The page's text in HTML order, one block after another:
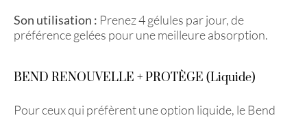
Son utilisation : Prenez 4 gélules par jour, de
préférence gelées pour une meilleure absorption.
BEND RENOUVELLE + PROTÈGE (Liquide)
Pour ceux qui préfèrent une option liquide, le Bend